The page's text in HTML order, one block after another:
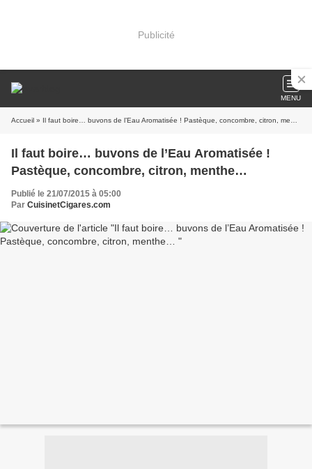
Publicité
MENU
Accueil » Il faut boire… buvons de l’Eau Aromatisée ! Pastèque, concombre, citron, menthe…
Il faut boire… buvons de l’Eau Aromatisée !
Pastèque, concombre, citron, menthe…
Publié le 21/07/2015 à 05:00
Par CuisinetCigares.com